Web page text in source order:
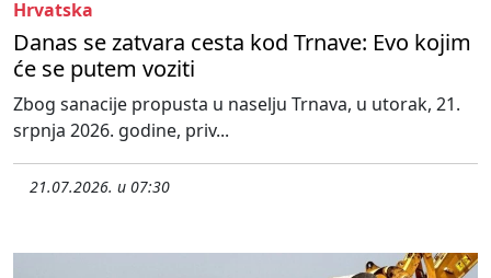
Hrvatska
Danas se zatvara cesta kod Trnave: Evo kojim
će se putem voziti
Zbog sanacije propusta u naselju Trnava, u utorak, 21.
srpnja 2026. godine, priv...
21.07.2026. u 07:30